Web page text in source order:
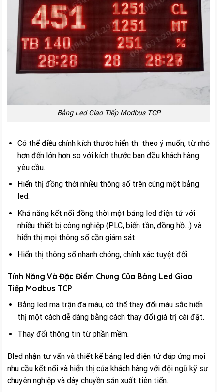
Bảng Led Giao Tiếp Modbus TCP
Có thể điều chỉnh kích thước hiển thị theo ý muốn, từ nhỏ
hơn đến lớn hơn so với kích thước ban đầu khách hàng
yêu cầu.
Hiển thị đồng thời nhiều thông số trên cùng một bảng
led.
Khả năng kết nối đồng thời một bảng led điện tử với
nhiều thiết bị công nghiệp (PLC, biến tần, đồng hồ…) và
hiển thị mọi thông số cần giám sát.
Hiển thị thông số nhanh chóng, chính xác tuyệt đối.
Tính Năng Và Đặc Điểm Chung Của Bảng Led Giao
Tiếp Modbus TCP
Bảng led ma trận đa màu, có thể thay đổi màu sắc hiển
thị một cách dễ dàng bằng cách thay đổi giá trị cài đặt.
Thay đổi thông tin từ phần mềm.
Bled nhận tư vấn và thiết kế bảng led điện tử đáp ứng mọi
nhu cầu kết nối và hiển thị của khách hàng với đội ngũ kỹ sư
chuyên nghiệp và dây chuyền sản xuất tiên tiến.